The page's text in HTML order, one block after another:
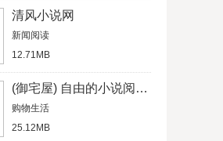
清风小说网
新闻阅读
12.71MB
(御宅屋) 自由的小说阅读网
购物生活
25.12MB